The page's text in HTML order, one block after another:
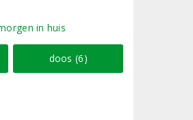
in huis
doos (6)